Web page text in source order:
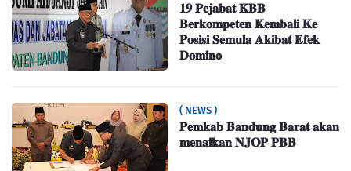
𝟏𝟗 𝐏𝐞𝐣𝐚𝐛𝐚𝐭 𝐊𝐁𝐁
𝐁𝐞𝐫𝐤𝐨𝐦𝐩𝐞𝐭𝐞𝐧 𝐊𝐞𝐦𝐛𝐚𝐥𝐢 𝐊𝐞
𝐏𝐨𝐬𝐢𝐬𝐢 𝐒𝐞𝐦𝐮𝐥𝐚 𝐀𝐤𝐢𝐛𝐚𝐭 𝐄𝐟𝐞𝐤
𝐃𝐨𝐦𝐢𝐧𝐨
( NEWS )
𝐏𝐞𝐦𝐤𝐚𝐛 𝐁𝐚𝐧𝐝𝐮𝐧𝐠 𝐁𝐚𝐫𝐚𝐭 𝐚𝐤𝐚𝐧
𝐦𝐞𝐧𝐚𝐢𝐤𝐚𝐧 𝐍𝐉𝐎𝐏 𝐏𝐁𝐁